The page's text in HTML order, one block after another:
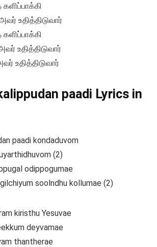
உதித்திடுவார்
உதித்திடுவார்
உதித்திடுவார்
paadi Lyrics in
paadi kondaduvom
(2)
odippogumae
soolndhu kollumae (2)
kiristhu Yesuvae
deyvamae
thantherae